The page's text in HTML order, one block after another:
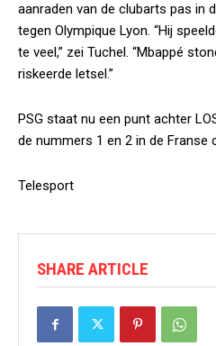
aanraden van de clubarts pas in
tegen Olympique Lyon. “Hij
te veel,” zei Tuchel. “Mbappé
riskeerde letsel.”
PSG staat nu een punt achter
de nummers 1 en 2 in de Franse
Telesport
SHARE ARTICLE